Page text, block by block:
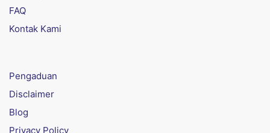
FAQ
Kontak Kami
Pengaduan
Disclaimer
Blog
Privacy Policy